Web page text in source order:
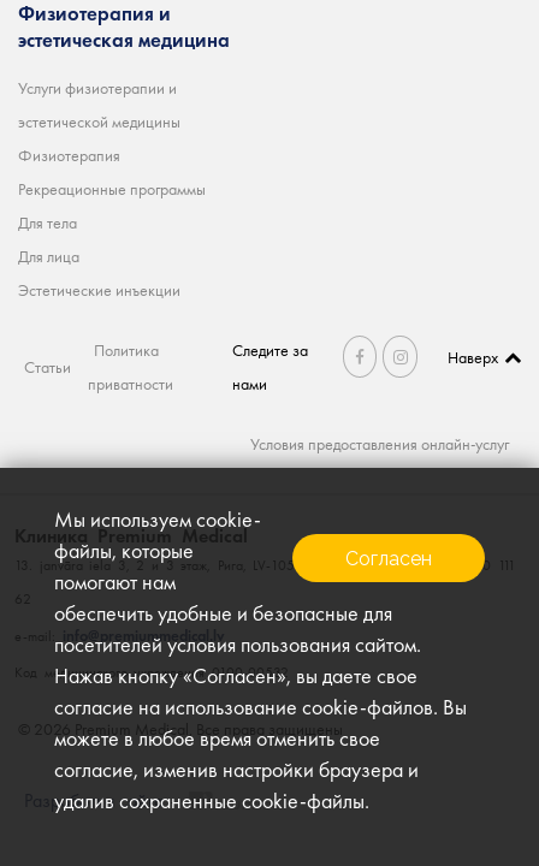
Согласен
Мы используем cookie-
файлы, которые
помогают нам
обеспечить удобные и безопасные для
посетителей условия пользования сайтом.
Нажав кнопку «Согласен», вы даете свое
согласие на использование cookie-файлов. Вы
можете в любое время отменить свое
согласие, изменив настройки браузера и
удалив сохраненные cookie-файлы.
Физиотерапия и
эстетическая медицина
Услуги физиотерапии и
эстетической медицины
Физиотерапия
Рекреационные программы
Для тела
Для лица
Эстетические инъекции
Статьи
Политика
приватности
Следите за
нами
Наверх
Условия предоставления онлайн-услуг
© 2026 Premium Medical, Все права защищены
Клиника Premium Medical
13. janvāra iela 3, 2 и 3 этаж, Рига, LV-1050, тел. 660 111 60; факс. 660 111
62
e-mail: info@premiummedical.lv
Kод медицинского учреждения 0100-00532
Разработка сайта –